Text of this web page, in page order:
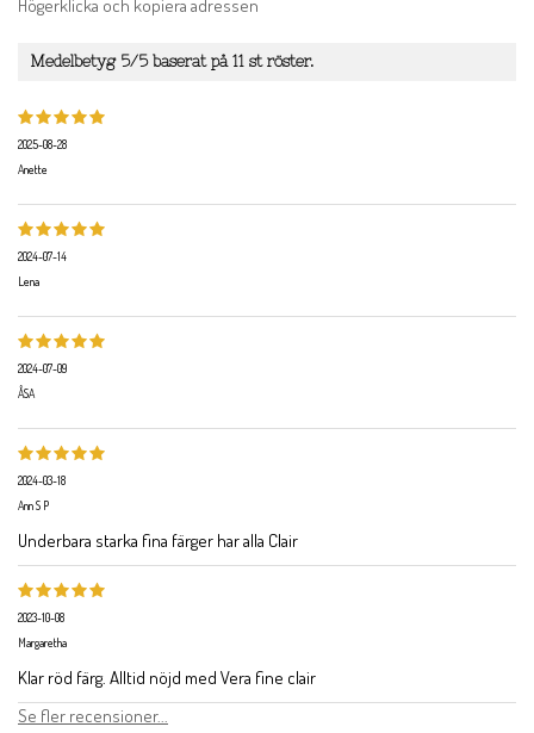
Högerklicka och kopiera adressen
Medelbetyg 5/5 baserat på 11 st röster.
2025-08-28
Anette
2024-07-14
Lena
2024-07-09
ÅSA
2024-03-18
Ann S P
Underbara starka fina färger har alla Clair
2023-10-08
Margaretha
Klar röd färg. Alltid nöjd med Vera fine clair
Se fler recensioner...